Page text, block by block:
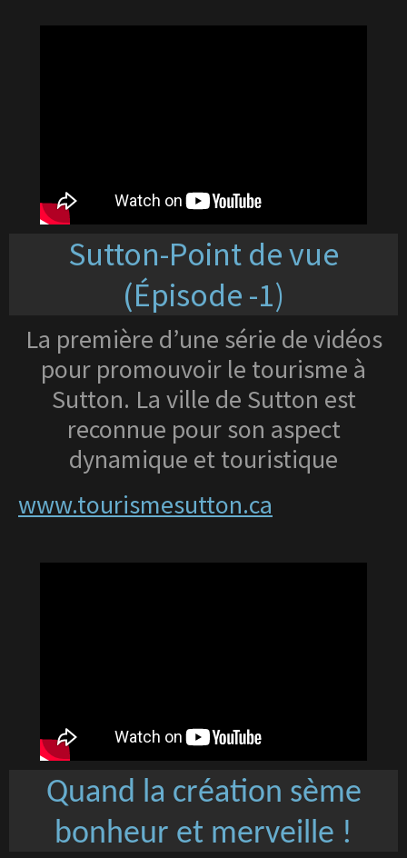
Sutton-Point de vue
(Épisode -1)
La première d’une série de vidéos
pour promouvoir le tourisme à
Sutton. La ville de Sutton est
reconnue pour son aspect
dynamique et touristique
www.tourismesutton.ca
Quand la création sème
bonheur et merveille !